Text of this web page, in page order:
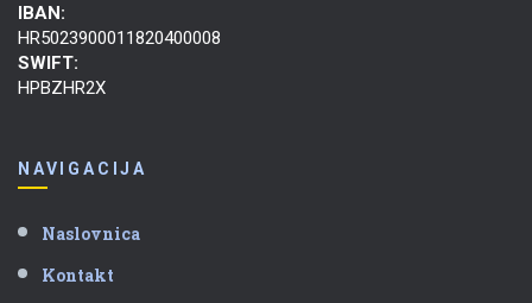
IBAN:
HR5023900011820400008
SWIFT:
HPBZHR2X
NAVIGACIJA
Naslovnica
Kontakt